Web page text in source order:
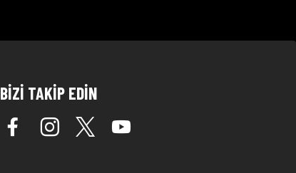
BİZİ TAKİP EDİN